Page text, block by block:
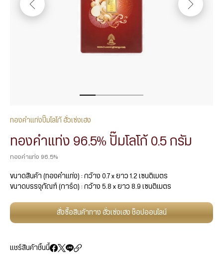
ทองคำแท่งปั๊มโลโก้ ฮั่วเซ่งเฮง
ทองคำแท่ง 96.5% ปั๊มโลโก้ 0.5 กรัม
ทองคำแท่ง 96.5%
ขนาดสินค้า (ทองคำแท่ง) : กว้าง 0.7 x ยาว 1.2 เซนติเมตร
ขนาดบรรจุภัณฑ์ (การ์ด) : กว้าง 5.8 x ยาว 8.9 เซนติเมตร
สั่งซื้อสินค้าทาง ฮั่วเซ่งเฮง ช็อปออนไลน์
แชร์สินค้าชิ้นนี้